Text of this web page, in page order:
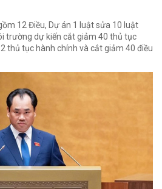
12 Điều, Dự án 1 luật sửa 10 luật
trường dự kiến cắt giảm 40 thủ tục
thủ tục hành chính và cắt giảm 40 điều